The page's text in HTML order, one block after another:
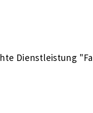
Dienstleistung